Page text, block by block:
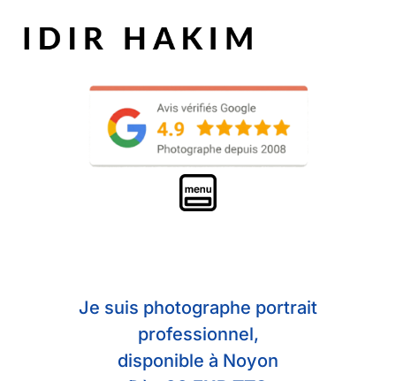
Je suis photographe portrait
professionnel,
disponible à Noyon